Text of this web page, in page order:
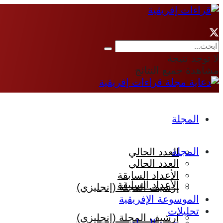
لا توجد نتيجة
مشاهدة جميع النتائج
المجلة
العدد الحالي
الأعداد السابقة
إرشيف المجلة (إنجليزي)
المجلة
العدد الحالي
الأعداد السابقة
إرشيف المجلة (إنجليزي)
الموسوعة الإفريقية
تحليلات